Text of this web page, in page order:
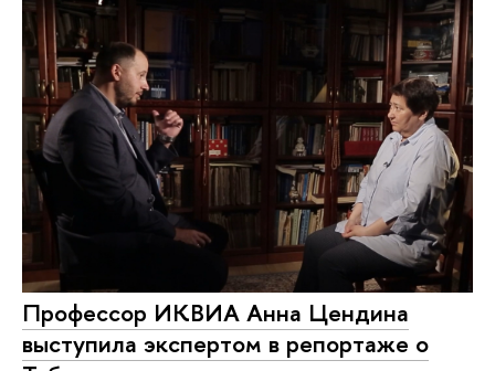
Профессор ИКВИА Анна Цендина
выступила экспертом в репортаже о